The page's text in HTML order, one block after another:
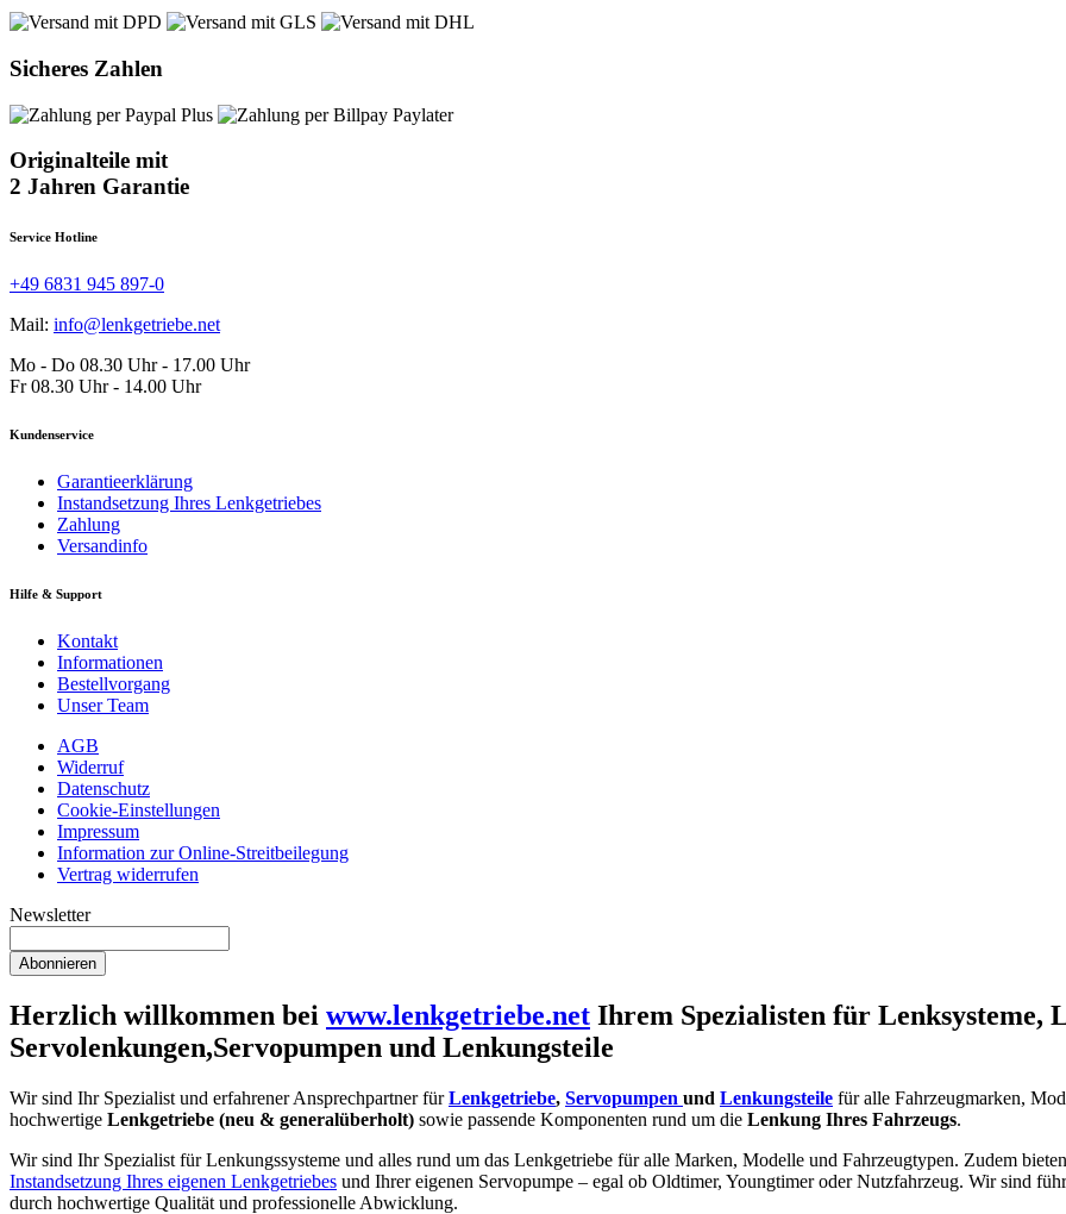
Sicheres Zahlen
Originalteile mit
2 Jahren Garantie
Service Hotline
+49 6831 945 897-0
Mail: info@lenkgetriebe.net
Mo - Do 08.30 Uhr - 17.00 Uhr
Fr 08.30 Uhr - 14.00 Uhr
Kundenservice
Garantieerklärung
Instandsetzung Ihres Lenkgetriebes
Zahlung
Versandinfo
Hilfe & Support
Kontakt
Informationen
Bestellvorgang
Unser Team
AGB
Widerruf
Datenschutz
Cookie-Einstellungen
Impressum
Information zur Online-Streitbeilegung
Vertrag widerrufen
Newsletter
Abonnieren
Herzlich willkommen bei www.lenkgetriebe.net Ihrem Spezialisten für Lenksysteme,
Servolenkungen,Servopumpen und Lenkungsteile
Wir sind Ihr Spezialist und erfahrener Ansprechpartner fürLenkgetriebe, Servopumpen und Lenkungsteile für alle Fahrzeugmarken,
hochwertige Lenkgetriebe (neu & generalüberholt) sowie passende Komponenten rund um die Lenkung Ihres Fahrzeugs.
Wir sind Ihr Spezialist für Lenkungssysteme und alles rund um das Lenkgetriebe für alle Marken, Modelle und Fahrzeugtypen. Zudem
Instandsetzung Ihres eigenen Lenkgetriebes und Ihrer eigenen Servopumpe – egal ob Oldtimer, Youngtimer oder Nutzfahrzeug. Wir sind
durch hochwertige Qualität und professionelle Abwicklung.